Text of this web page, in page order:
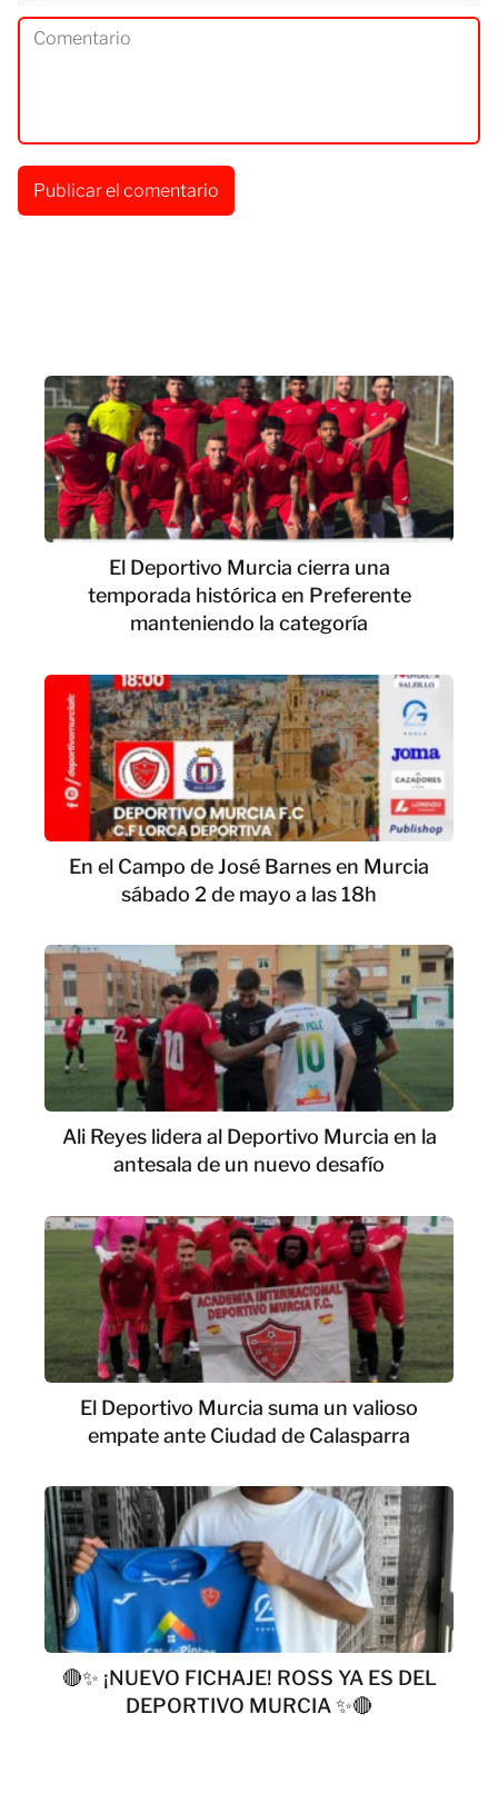
El Deportivo Murcia cierra una
temporada histórica en Preferente
manteniendo la categoría
En el Campo de José Barnes en Murcia
sábado 2 de mayo a las 18h
Ali Reyes lidera al Deportivo Murcia en la
antesala de un nuevo desafío
El Deportivo Murcia suma un valioso
empate ante Ciudad de Calasparra
🔴✨ ¡NUEVO FICHAJE! ROSS YA ES DEL
DEPORTIVO MURCIA ✨🔴